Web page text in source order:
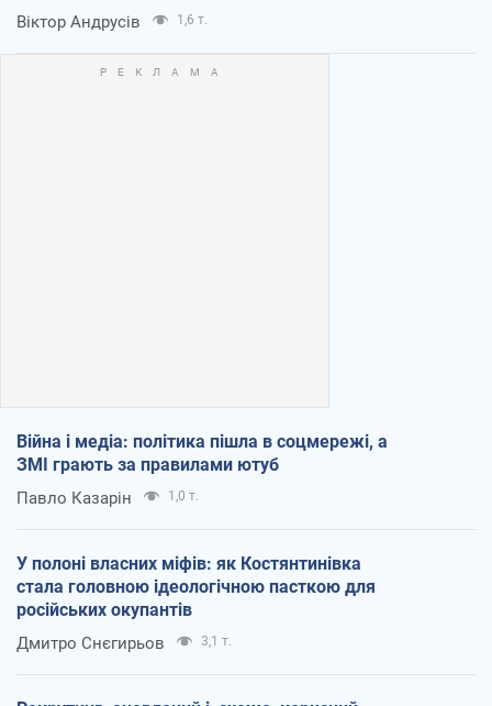
Віктор Андрусів 1,6 т.
Війна і медіа: політика пішла в соцмережі, а
ЗМІ грають за правилами ютуб
Павло Казарін 1,0 т.
У полоні власних міфів: як Костянтинівка
стала головною ідеологічною пасткою для
російських окупантів
Дмитро Снєгирьов 3,1 т.